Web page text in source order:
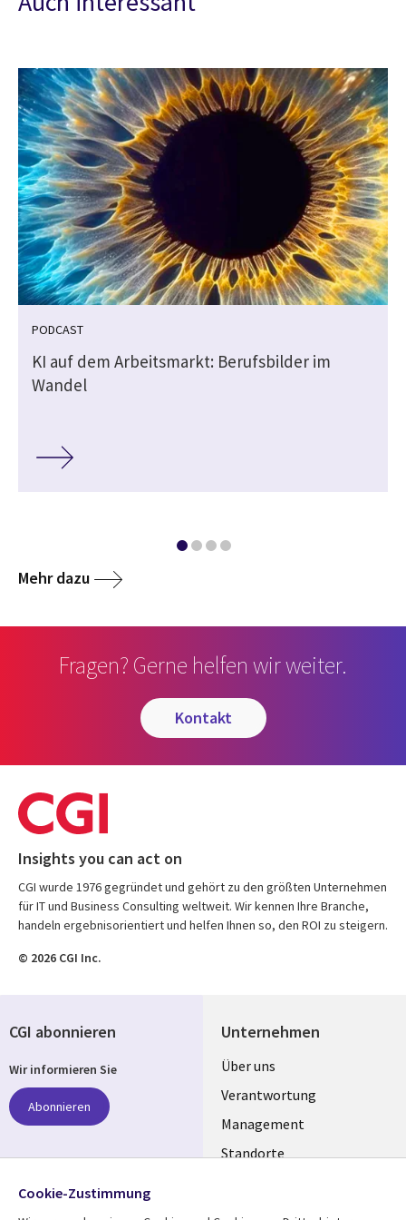
PODCAST
KI auf dem Arbeitsmarkt: Berufsbilder im
Wandel
Mehr dazu
Fragen? Gerne helfen wir weiter.
kontakt
Insights you can act on
CGI wurde 1976 gegründet und gehört zu den größten Unternehmen
für IT und Business Consulting weltweit. Wir kennen Ihre Branche,
handeln ergebnisorientiert und helfen Ihnen so, den ROI zu steigern.
© 2026 CGI Inc.
Unternehmen
Useful
links
GERMANY
Über uns
Verantwortung
Management
Standorte
CGI abonnieren
Wir informieren Sie
Abonnieren
Folgen Sie uns
Cookie-Zustimmung